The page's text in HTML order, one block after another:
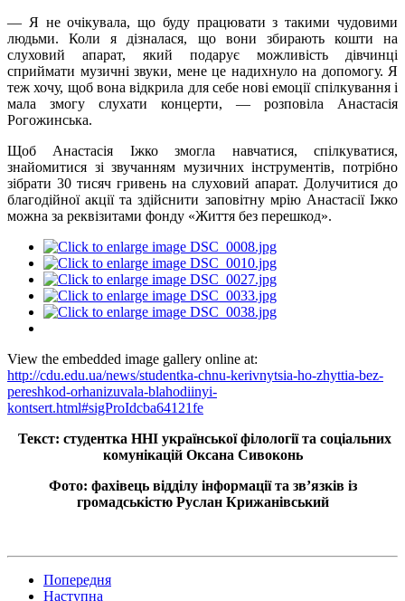
— Я не очікувала, що буду працювати з такими чудовими
людьми. Коли я дізналася, що вони збирають кошти на
слуховий апарат, який подарує можливість дівчинці
сприймати музичні звуки, мене це надихнуло на допомогу. Я
теж хочу, щоб вона відкрила для себе нові емоції спілкування і
мала змогу слухати концерти, — розповіла Анастасія
Рогожинська.
Щоб Анастасія Іжко змогла навчатися, спілкуватися,
знайомитися зі звучанням музичних інструментів, потрібно
зібрати 30 тисяч гривень на слуховий апарат. Долучитися до
благодійної акції та здійснити заповітну мрію Анастасії Іжко
можна за реквізитами фонду «Життя без перешкод».
View the embedded image gallery online at:
http://cdu.edu.ua/news/studentka-chnu-kerivnytsia-ho-zhyttia-bez-
pereshkod-orhanizuvala-blahodiinyi-
kontsert.html#sigProIdcba64121fe
Текст: студентка ННІ української філології та соціальних
комунікацій Оксана Сивоконь
Фото: фахівець відділу інформації та зв’язків із
громадськістю Руслан Крижанівський
Попередня
Наступна